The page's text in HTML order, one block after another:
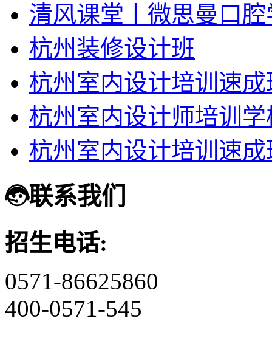
清风课堂丨微思曼口
杭州装修设计班
杭州室内设计培训速成
杭州室内设计师培训
杭州室内设计培训速成
联系我们
招生电话:
0571-86625860
400-0571-545